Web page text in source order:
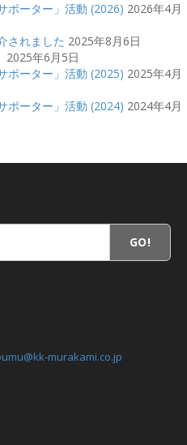
ポーター」活動 (2026) 2026年4月
されました 2025年8月6日
2025年6月5日
ポーター」活動 (2025) 2025年4月
ポーター」活動 (2024) 2024年4月
GO!
murakami.co.jp